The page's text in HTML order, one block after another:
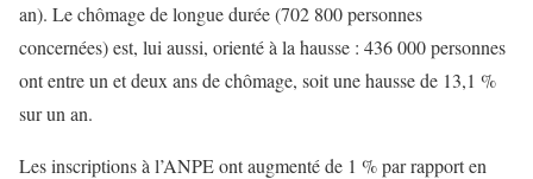
an). Le chômage de longue durée (702 800 personnes
concernées) est, lui aussi, orienté à la hausse : 436 000 personnes
ont entre un et deux ans de chômage, soit une hausse de 13,1 %
sur un an.
Les inscriptions à l’ANPE ont augmenté de 1 % par rapport en